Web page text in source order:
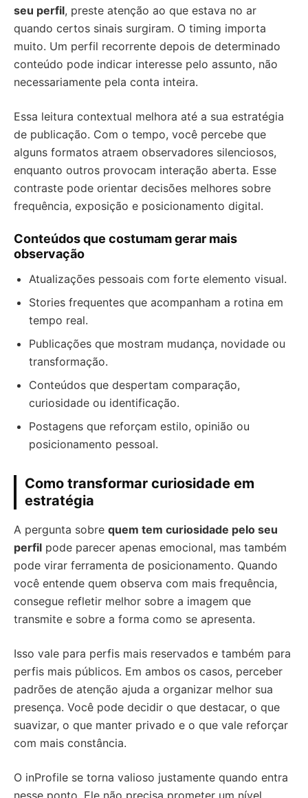
seu perfil, preste atenção ao que estava no ar
quando certos sinais surgiram. O timing importa
muito. Um perfil recorrente depois de determinado
conteúdo pode indicar interesse pelo assunto, não
necessariamente pela conta inteira.
Essa leitura contextual melhora até a sua estratégia
de publicação. Com o tempo, você percebe que
alguns formatos atraem observadores silenciosos,
enquanto outros provocam interação aberta. Esse
contraste pode orientar decisões melhores sobre
frequência, exposição e posicionamento digital.
Conteúdos que costumam gerar mais
observação
Atualizações pessoais com forte elemento visual.
Stories frequentes que acompanham a rotina em
tempo real.
Publicações que mostram mudança, novidade ou
transformação.
Conteúdos que despertam comparação,
curiosidade ou identificação.
Postagens que reforçam estilo, opinião ou
posicionamento pessoal.
Como transformar curiosidade em
estratégia
A pergunta sobre quem tem curiosidade pelo seu
perfil pode parecer apenas emocional, mas também
pode virar ferramenta de posicionamento. Quando
você entende quem observa com mais frequência,
consegue refletir melhor sobre a imagem que
transmite e sobre a forma como se apresenta.
Isso vale para perfis mais reservados e também para
perfis mais públicos. Em ambos os casos, perceber
padrões de atenção ajuda a organizar melhor sua
presença. Você pode decidir o que destacar, o que
suavizar, o que manter privado e o que vale reforçar
com mais constância.
O inProfile se torna valioso justamente quando entra
nesse ponto. Ele não precisa prometer um nível